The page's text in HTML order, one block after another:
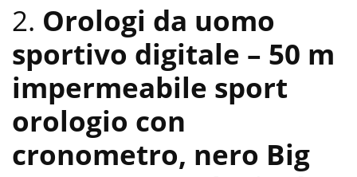
2. Orologi da uomo
sportivo digitale – 50 m
impermeabile sport
orologio con
cronometro, nero Big